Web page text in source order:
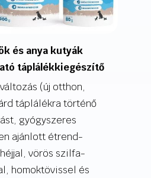
és anya kutyák
táplálékkiegészítő
(új otthon,
táplálékra történő
gyógyszeres
ajánlott étrend-
vörös szilfa-
homoktövissel és